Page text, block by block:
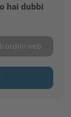
hai dubbi
ordini web